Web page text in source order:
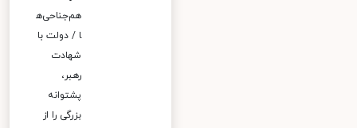
هم‌جناحی‌ه
ا / دولت با
شهادت
رهبر،
پشتوانه
بزرگی را از